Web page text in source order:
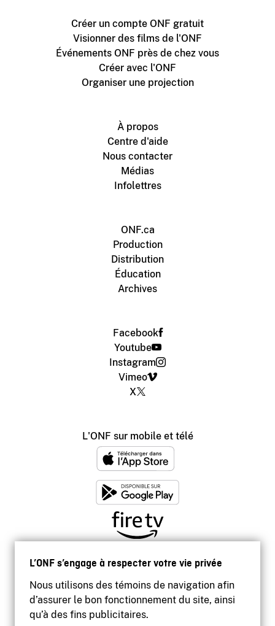
L’ONF s’engage à respecter votre vie privée
Nous utilisons des témoins de navigation afin
d’assurer le bon fonctionnement du site, ainsi
qu’à des fins publicitaires.
Créer un compte ONF gratuit
Visionner des films de l'ONF
Événements ONF près de chez vous
Créer avec l'ONF
Organiser une projection
À propos
Centre d'aide
Nous contacter
Médias
Infolettres
ONF.ca
Production
Distribution
Éducation
Archives
Facebook
Youtube
Instagram
Vimeo
X
L'ONF sur mobile et télé